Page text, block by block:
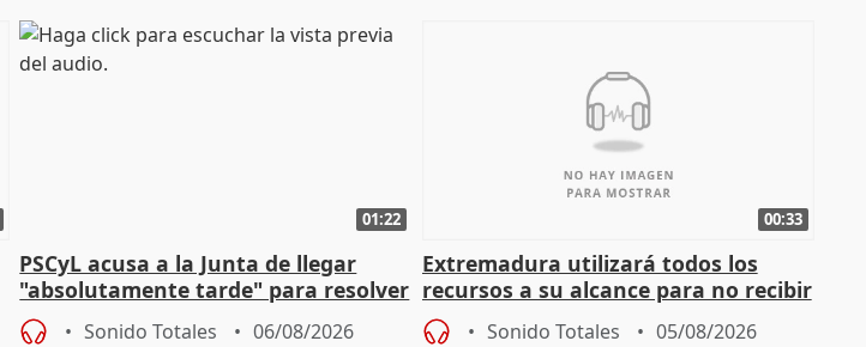
01:22
PSCyL acusa a la Junta de llegar
"absolutamente tarde" para resolver
problemas como Newcastle
Sonido Totales 06/08/2026
00:33
Extremadura utilizará todos los
recursos a su alcance para no recibir
más menores migrantes
Sonido Totales 05/08/2026